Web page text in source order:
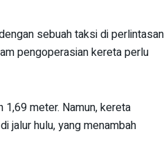
sebuah taksi di perlintasan
pengoperasian kereta perlu
meter. Namun, kereta
jalur hulu, yang menambah